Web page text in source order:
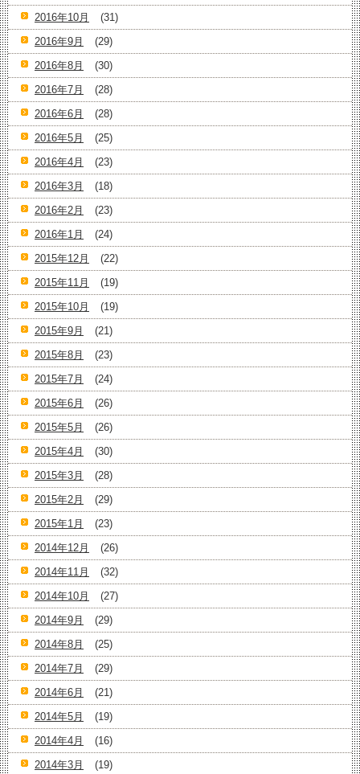
2016年10月
(31)
2016年9月
(29)
2016年8月
(30)
2016年7月
(28)
2016年6月
(28)
2016年5月
(25)
2016年4月
(23)
2016年3月
(18)
2016年2月
(23)
2016年1月
(24)
2015年12月
(22)
2015年11月
(19)
2015年10月
(19)
2015年9月
(21)
2015年8月
(23)
2015年7月
(24)
2015年6月
(26)
2015年5月
(26)
2015年4月
(30)
2015年3月
(28)
2015年2月
(29)
2015年1月
(23)
2014年12月
(26)
2014年11月
(32)
2014年10月
(27)
2014年9月
(29)
2014年8月
(25)
2014年7月
(29)
2014年6月
(21)
2014年5月
(19)
2014年4月
(16)
2014年3月
(19)